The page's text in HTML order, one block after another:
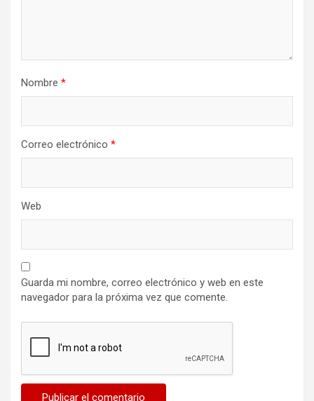
Nombre *
Correo electrónico *
Web
Guarda mi nombre, correo electrónico y web en este
navegador para la próxima vez que comente.